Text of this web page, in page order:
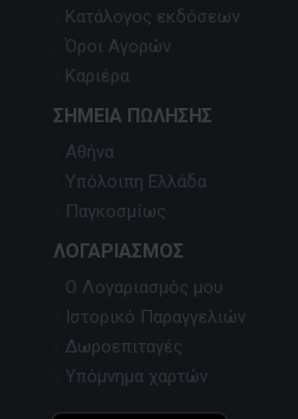
Κατάλογος εκδόσεων
Όροι Αγορών
Καριέρα
ΣΗΜΕΊΑ ΠΏΛΗΣΗΣ
Αθήνα
Υπόλοιπη Ελλάδα
Παγκοσμίως
ΛΟΓΑΡΙΑΣΜΌΣ
Ο Λογαριασμός μου
Ιστορικό Παραγγελιών
Δωροεπιταγές
Υπόμνημα χαρτών